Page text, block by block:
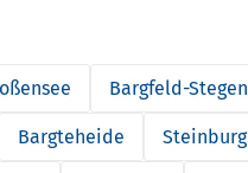
Bargfeld-Stegen
Bargteheide Steinburg